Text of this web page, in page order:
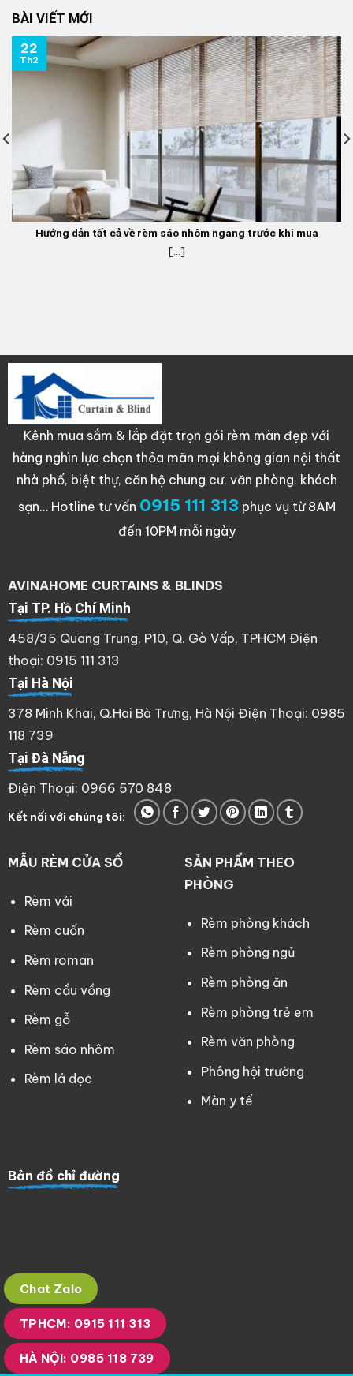
BÀI VIẾT MỚI
Hướng dẫn tất cả về rèm sáo nhôm ngang trước khi mua
[...]
22
Th2
Kênh mua sắm & lắp đặt trọn gói rèm màn đẹp với
hàng nghìn lựa chọn thỏa mãn mọi không gian nội thất
nhà phố, biệt thự, căn hộ chung cư, văn phòng, khách
sạn… Hotline tư vấn 0915 111 313phục vụ từ 8AM
đến 10PM mỗi ngày
AVINAHOME CURTAINS & BLINDS
Tại TP. Hồ Chí Minh
458/35 Quang Trung, P10, Q. Gò Vấp, TPHCM Điện
thoại: 0915 111 313
Tại Hà Nội
378 Minh Khai, Q.Hai Bà Trưng, Hà Nội Điện Thoại: 0985
118 739
Tại Đà Nẵng
Điện Thoại: 0966 570 848
Kết nối với chúng tôi:
MẪU RÈM CỬA SỔ
Rèm vải
Rèm cuốn
Rèm roman
Rèm cầu vồng
Rèm gỗ
Rèm sáo nhôm
Rèm lá dọc
SẢN PHẨM THEO
PHÒNG
Rèm phòng khách
Rèm phòng ngủ
Rèm phòng ăn
Rèm phòng trẻ em
Rèm văn phòng
Phông hội trường
Màn y tế
Bản đồ chỉ đường
Chat Zalo
TPHCM: 0915 111 313
HÀ NỘI: 0985 118 739